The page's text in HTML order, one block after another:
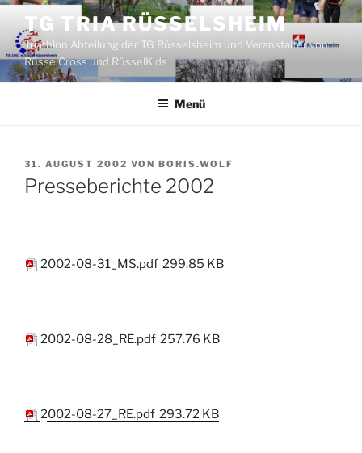
Zum
Inhalt
springen
TG TRIA RÜSSELSHEIM
Triathlon Abteilung der TG Rüsselsheim und Veranstalter von
RüsselCross und RüsselKids
Menü
VERÖFFENTLICHT
AM
31. AUGUST 2002 VON BORIS.WOLF
Presseberichte 2002
2002-08-31_MS.pdf 299.85 KB
2002-08-28_RE.pdf 257.76 KB
2002-08-27_RE.pdf 293.72 KB